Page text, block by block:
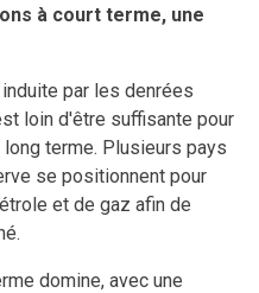
à court terme, une
par les denrées
loin d'être suffisante pour
terme. Plusieurs pays
se positionnent pour
et de gaz afin de
domine, avec une